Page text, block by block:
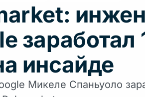
заработал
инсайде
Микеле Спаньуоло